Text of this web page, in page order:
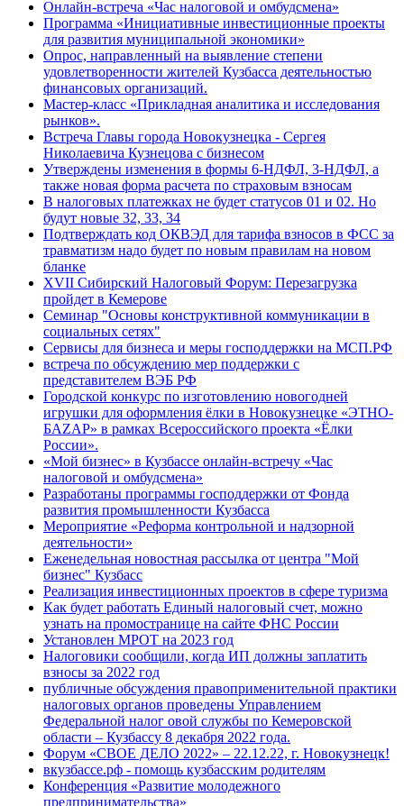
Онлайн-встреча «Час налоговой и омбудсмена»
Программа «Инициативные инвестиционные проекты
для развития муниципальной экономики»
Опрос, направленный на выявление степени
удовлетворенности жителей Кузбасса деятельностью
финансовых организаций.
Мастер-класс «Прикладная аналитика и исследования
рынков».
Встреча Главы города Новокузнецка - Сергея
Николаевича Кузнецова с бизнесом
Утверждены изменения в формы 6-НДФЛ, 3-НДФЛ, а
также новая форма расчета по страховым взносам
В налоговых платежках не будет статусов 01 и 02. Но
будут новые 32, 33, 34
Подтверждать код ОКВЭД для тарифа взносов в ФСС за
травматизм надо будет по новым правилам на новом
бланке
XVII Сибирский Налоговый Форум: Перезагрузка
пройдет в Кемерове
Семинар "Основы конструктивной коммуникации в
социальных сетях"
Сервисы для бизнеса и меры господдержки на МСП.РФ
встреча по обсуждению мер поддержки с
представителем ВЭБ РФ
Городской конкурс по изготовлению новогодней
игрушки для оформления ёлки в Новокузнецке «ЭТНО-
БАZАР» в рамках Всероссийского проекта «Ёлки
России».
«Мой бизнес» в Кузбассе онлайн-встречу «Час
налоговой и омбудсмена»
Разработаны программы господдержки от Фонда
развития промышленности Кузбасса
Мероприятие «Реформа контрольной и надзорной
деятельности»
Еженедельная новостная рассылка от центра "Мой
бизнес" Кузбасс
Реализация инвестиционных проектов в сфере туризма
Как будет работать Единый налоговый счет, можно
узнать на промостранице на сайте ФНС России
Установлен МРОТ на 2023 год
Налоговики сообщили, когда ИП должны заплатить
взносы за 2022 год
публичные обсуждения правоприменительной практики
налоговых органов проведены Управлением
Федеральной налог овой службы по Кемеровской
области – Кузбассу 8 декабря 2022 года.
Форум «СВОЕ ДЕЛО 2022» – 22.12.22, г. Новокузнецк!
вкузбассе.рф - помощь кузбасским родителям
Конференция «Развитие молодежного
предпринимательства»